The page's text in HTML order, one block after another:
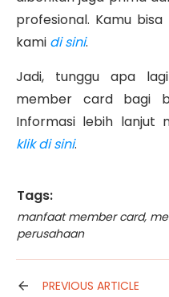
profesional. Kamu
kami di sini.
Jadi, tunggu apa
member card bagi
Informasi lebih lanjut
klik di sini.
Tags:
manfaat member card,
perusahaan
PREVIOUS ARTICLE